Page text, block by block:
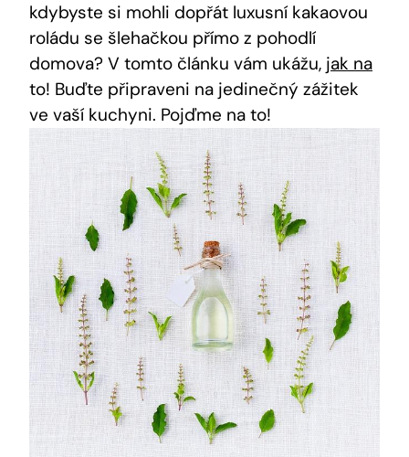
kdybyste si mohli dopřát luxusní kakaovou
roládu se šlehačkou přímo z pohodlí
domova? V tomto článku vám ukážu, jak na
to! Buďte připraveni na jedinečný zážitek
ve vaší kuchyni. Pojďme na to!